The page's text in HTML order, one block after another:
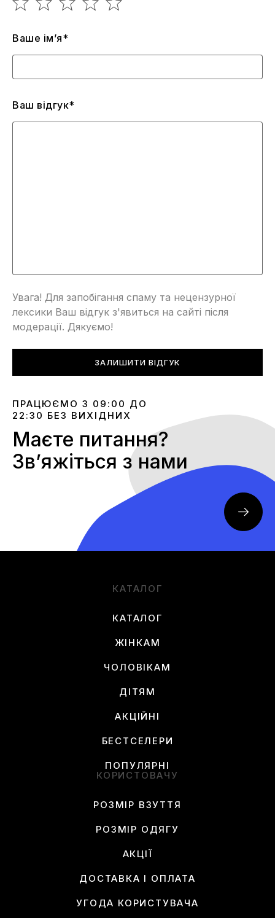
Ваше ім’я*
Ваш відгук*
Увага! Для запобігання спаму та нецензурної
лексики Ваш відгук з'явиться на сайті після
модерації. Дякуємо!
ЗАЛИШИТИ ВІДГУК
ПРАЦЮЄМО З 09:00 ДО
22:30 БЕЗ ВИХІДНИХ
Маєте питання?
Звʼяжіться з нами
КАТАЛОГ
КАТАЛОГ
ЖІНКАМ
ЧОЛОВІКАМ
ДІТЯМ
АКЦІЙНІ
БЕСТСЕЛЕРИ
ПОПУЛЯРНІ
КОРИСТОВАЧУ
РОЗМІР ВЗУТТЯ
РОЗМІР ОДЯГУ
АКЦІЇ
ДОСТАВКА І ОПЛАТА
УГОДА КОРИСТУВАЧА